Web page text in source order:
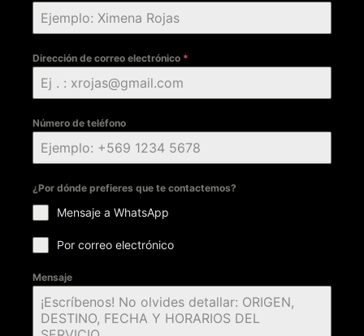
Dirección de correo electrónico *
Número de teléfono
¿Por dónde prefieres que te contactemos?
Mensaje a WhatsApp
Por correo electrónico
Mensaje